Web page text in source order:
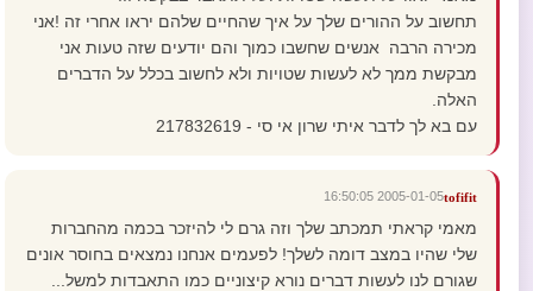
תחשוב על ההורים שלך על איך שהחיים שלהם יראו אחרי זה !אני
מכירה הרבה אנשים שחשבו כמוך והם יודעים שזה טעות אני
מבקשת ממך לא לעשות שטויות ולא לחשוב בכלל על הדברים
האלה.
עם בא לך לדבר איתי שרון אי סי - 217832619
tofifit
2005-01-05 16:50:05
מאמי קראתי תמכתב שלך וזה גרם לי להיזכר בכמה מהחברות
שלי שהיו במצב דומה לשלך! לפעמים אנחנו נמצאים בחוסר אונים
שגורם לנו לעשות דברים נורא קיצוניים כמו התאבדות למשל...